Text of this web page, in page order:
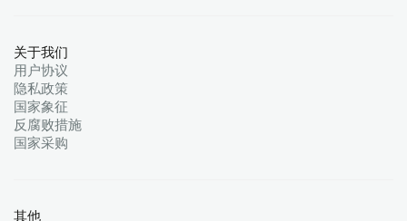
关于我们
用户协议
隐私政策
国家象征
反腐败措施
国家采购
其他